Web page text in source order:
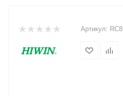
Артикул: RC8